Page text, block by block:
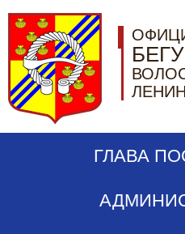
ГЛАВА